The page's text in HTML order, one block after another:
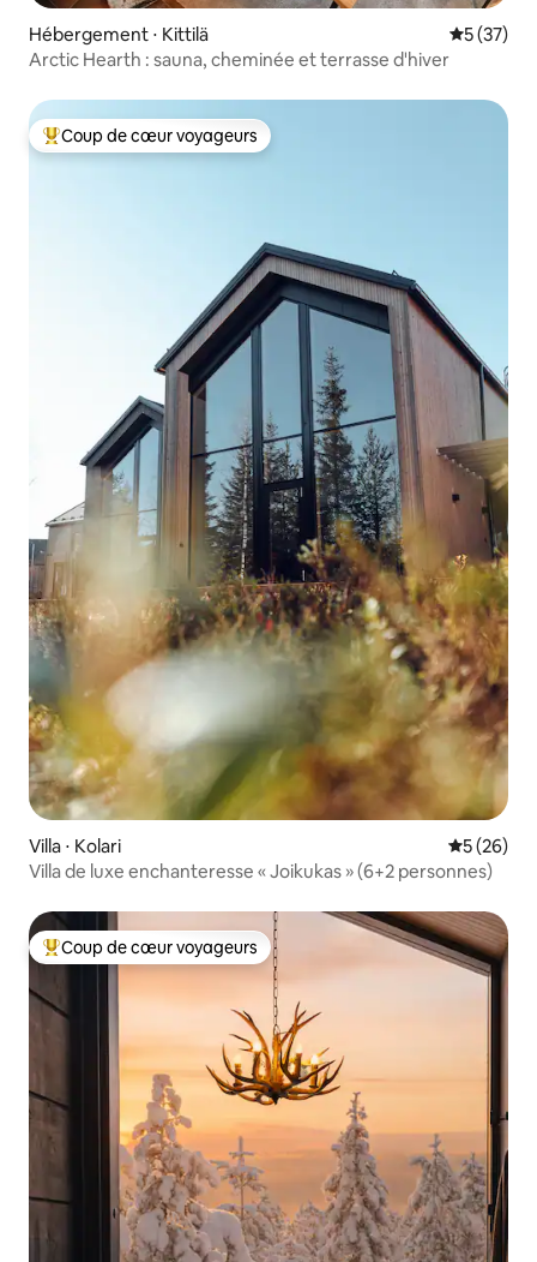
Hébergement ⋅ Kittilä
5 (37)
Arctic Hearth : sauna, cheminée et terrasse d'hiver
Coups de cœur voyageurs les plus appréciés
Coup de cœur voyageurs
Villa ⋅ Kolari
5 (26)
Villa de luxe enchanteresse « Joikukas » (6+2 personnes)
Coups de cœur voyageurs les plus appréciés
Coup de cœur voyageurs